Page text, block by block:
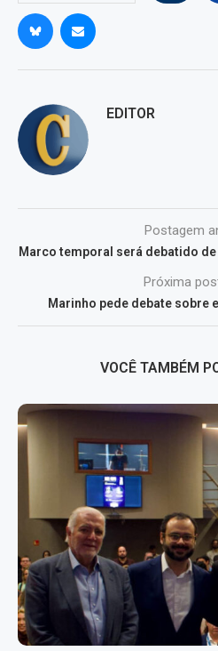
EDITOR
Postagem
Marco temporal será debatido
Próxima
Marinho pede debate sobre
VOCÊ TAMBÉM